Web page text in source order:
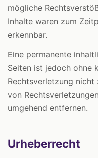
mögliche
Inhalte waren zum
erkennbar.
Eine permanente
Seiten ist jedoch ohne
Rechtsverletzung nicht
von
umgehend entfernen.
Urheberrecht